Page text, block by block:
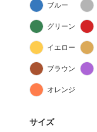
ブルー
グリーン
イエロー
ブラウン
オレンジ
サイズ